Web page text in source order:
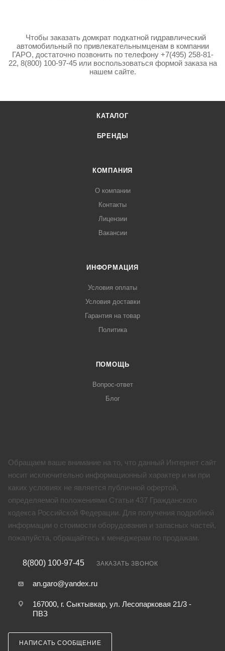
Чтобы заказать домкрат подкатной гидравлический
автомобильный по привлекательнымценам в компании
ГАРО, достаточно позвонить по телефону +7(495) 258-81-
22, 8(800) 100-97-45 или воспользоваться формой заказа на
нашем сайте.
КАТАЛОГ
БРЕНДЫ
КОМПАНИЯ
О компании
Контакты
Лицензии
Вакансии
ИНФОРМАЦИЯ
Условия оплаты
Условия доставки
Гарантия на товар
Политика
ПОМОЩЬ
Вопрос-ответ
Блог
Обращаем ваше внимание на то, что данный Интернет сайт
носит исключительно информационный характер и ни при
каких условиях не является публичной офертой,
определяемой положениями Статьи 437 Гражданского
кодекса Российской Федерации. Для получения подробной
информации о стоимости оборудования и запасных частей,
пожалуйста, обращайтесь к менеджерам по продажам.
8(800) 100-97-45 ЗАКАЗАТЬ ЗВОНОК
an.garo@yandex.ru
167000, г. Сыктывкар, ул. Лесопарковая 21/3 -
ПВЗ
НАПИСАТЬ СООБЩЕНИЕ